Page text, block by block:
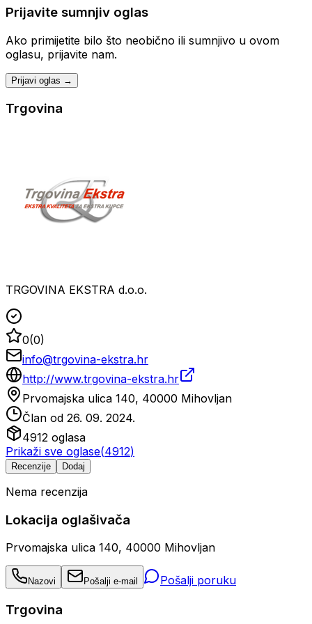
Prijavite sumnjiv oglas
Ako primijetite bilo što neobično ili sumnjivo u ovom
oglasu, prijavite nam.
Prijavi oglas →
Trgovina
TRGOVINA EKSTRA d.o.o.
0(0)
info@trgovina-ekstra.hr
http://www.trgovina-ekstra.hr
Prvomajska ulica 140, 40000 Mihovljan
Član od 26. 09. 2024.
4912 oglasa
Prikaži sve oglase(4912)
Recenzije Dodaj
Nema recenzija
Lokacija oglašivača
Prvomajska ulica 140, 40000 Mihovljan
Nazovi Pošalji e-mail Pošalji poruku
Trgovina